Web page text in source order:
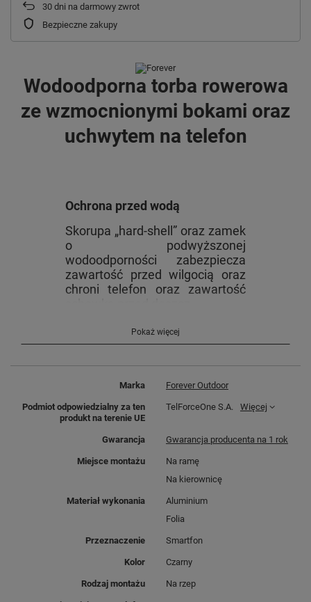
30 dni na darmowy zwrot
Bezpieczne zakupy
Wodoodporna torba rowerowa
ze wzmocnionymi bokami oraz
uchwytem na telefon
Ochrona przed wodą
Skorupa „hard-shell” oraz zamek
o podwyższonej
wodoodporności zabezpiecza
zawartość przed wilgocią oraz
chroni telefon oraz zawartość
Osłona przeciwsłoneczna
Podniesiona osłona zapewnia
zapewnia dodatkową ochronę w
przypadku upadku
Otwór słuchawkowy
Pozwala na bezpieczne
korzystanie ze słuchawek
przewodowych pod czas jazdy
wodoodporności.
Pokaż więcej
Marka Forever Outdoor
Podmiot odpowiedzialny za ten
produkt na terenie UE
TelForceOne S.A. Więcej
Gwarancja Gwarancja producenta na 1 rok
Miejsce montażu
Na ramę
Na kierownicę
Materiał wykonania
Aluminium
Folia
Przeznaczenie Smartfon
Kolor Czarny
Rodzaj montażu Na rzep